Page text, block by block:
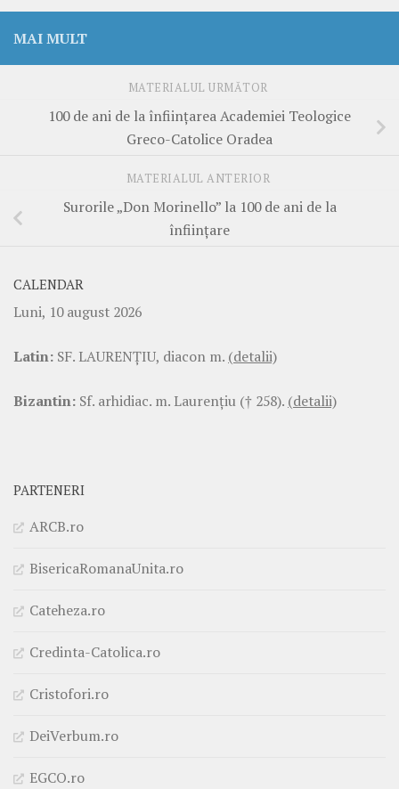
MAI MULT
MATERIALUL URMĂTOR
100 de ani de la înființarea Academiei Teologice
Greco-Catolice Oradea
MATERIALUL ANTERIOR
Surorile „Don Morinello” la 100 de ani de la
înființare
CALENDAR
Luni, 10 august 2026
Latin: SF. LAURENŢIU, diacon m. (detalii)
Bizantin: Sf. arhidiac. m. Laurenţiu († 258). (detalii)
PARTENERI
ARCB.ro
BisericaRomanaUnita.ro
Cateheza.ro
Credinta-Catolica.ro
Cristofori.ro
DeiVerbum.ro
EGCO.ro